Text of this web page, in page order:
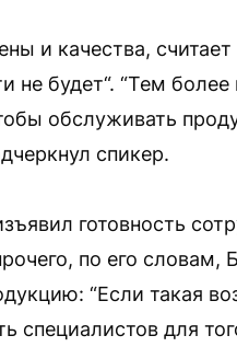
и качества,
не будет“. “Тем
обслуживать
спикер.
готовность
по его словам,
“Если такая
специалистов для